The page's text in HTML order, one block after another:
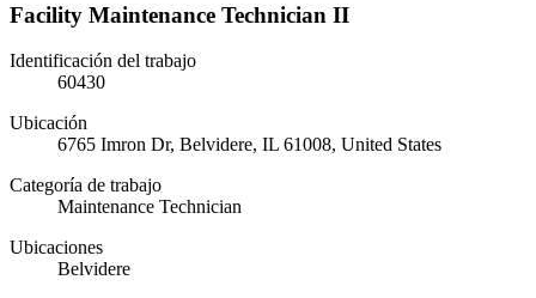
Facility Maintenance Technician II
Identificación del trabajo
60430
Ubicación
6765 Imron Dr, Belvidere, IL 61008, United States
Categoría de trabajo
Maintenance Technician
Ubicaciones
Belvidere